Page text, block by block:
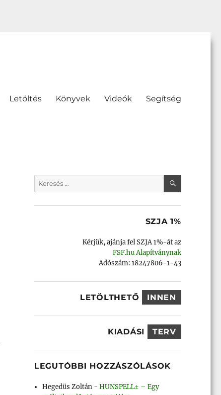
Letöltés Könyvek Videók Segítség
Keresés
a
KERESÉS
SZJA 1%
Kérjük, ajánja fel SZJA 1%-át az
FSF.hu Alapítványnak
Adószám: 18247806-1-43
LETÖLTHETŐ INNEN
KIADÁSI TERV
LEGUTÓBBI HOZZÁSZÓLÁSOK
Hegedüs Zoltán -HUNSPELL± – Egy